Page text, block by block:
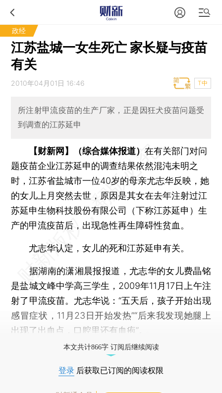
政经
江苏盐城一女生死亡 家长疑与疫苗
有关
2010年04月01日 16:46 T中
所注射甲流疫苗的生产厂家，正是因狂犬疫苗问题受
到调查的江苏延申
【财新网】（综合媒体报道）在有关部门对问
题疫苗企业江苏延申的调查结果依然混沌未明之
时，江苏省盐城市一位40岁的母亲尤志华反映，她
的女儿上月突然去世，原因是其女在去年注射过江
苏延申生物科技股份有限公司（下称江苏延申）生
产的甲流疫苗后，出现急性再生障碍性贫血。
尤志华认定，女儿的死和江苏延申有关。
据湖南的潇湘晨报报道，尤志华的女儿费晶铭
是盐城文峰中学高三学生，2009年11月17日上午注
射了甲流疫苗。尤志华说：“五天后，孩子开始出现
感冒症状，11月23日开始发热”“后来我发现她腿上
出现了出血点，口腔里还有血疱”。
本文共计866字 订阅后继续阅读
登录 后获取已订阅的阅读权限